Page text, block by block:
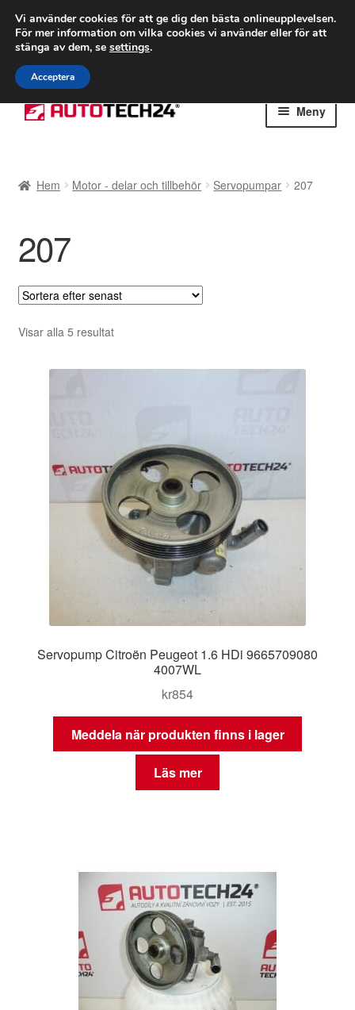
FRAKT från 75 kr
Världsomspännande frakt
Ring 766 924 713
Hoppa
till
Hoppa
till
Meny
Betalningar
Integritetspolicy
Klagomål
Kolla upp
Kontakt
Reklamationsprocedur
Världsomspännande frakt
Villkor
Hem Motor - delar och tillbehör Servopumpar 207
207
Visar alla 5 resultatSortera
senaste
Servopump Citroën Peugeot 1.6 HDi 9665709080
4007WL
kr854
Meddela när produkten finns i lager
Läs mer
Vi använder cookies för att ge dig den bästa onlineupplevelsen.
För mer information om vilka cookies vi använder eller för att
stänga av dem, se settings.
Acceptera